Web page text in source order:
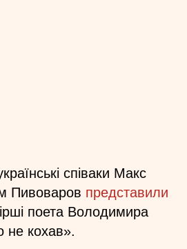
співаки Макс
Пивоваров представили
поета Володимира
не кохав».